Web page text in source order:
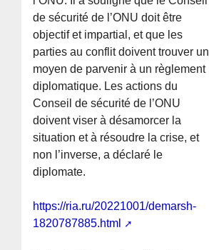
de sécurité de l’ONU doit être
objectif et impartial, et que les
parties au conflit doivent trouver un
moyen de parvenir à un règlement
diplomatique. Les actions du
Conseil de sécurité de l’ONU
doivent viser à désamorcer la
situation et à résoudre la crise, et
non l’inverse, a déclaré le
diplomate.
https://ria.ru/20221001/demarsh-
1820787885.html